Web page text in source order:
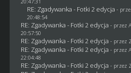
RE: Zgadywanka - Fotki 2 edycja -
20:48:54
RE: Zgadywanka - Fotki 2 edycja - przez
20:57:50
RE: Zgadywanka - Fotki 2 edycja - przez
RE: Zgadywanka - Fotki 2 edycja - przez
22:04:48
RE: Zgadywanka - Fotki 2 edycja - przez